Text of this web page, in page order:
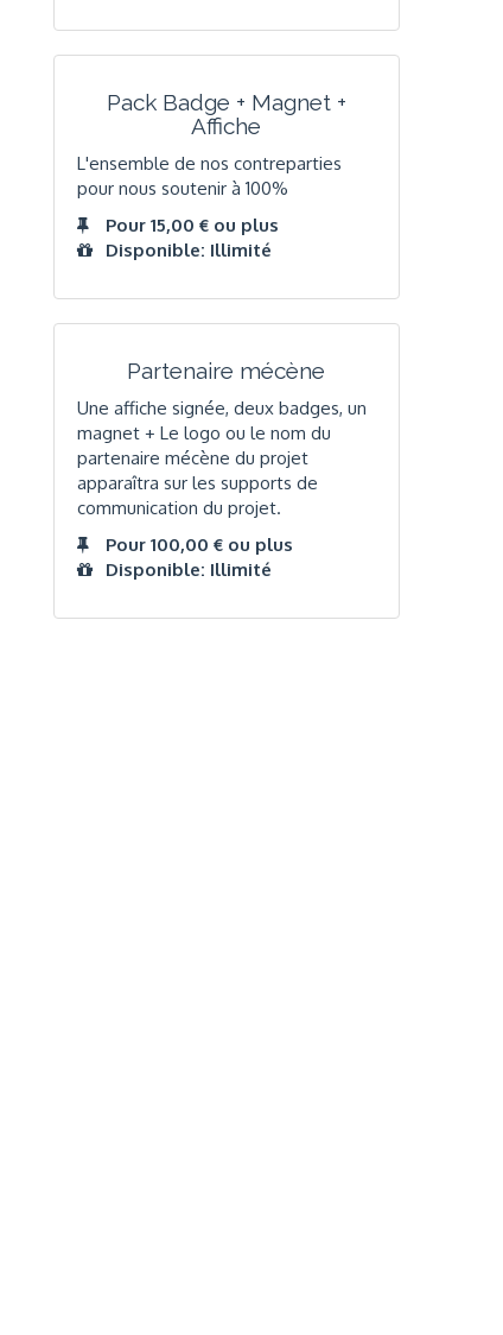
Pack Badge + Magnet +
Affiche
L'ensemble de nos contreparties
pour nous soutenir à 100%
Pour 15,00 € ou plus
Disponible: Illimité
Partenaire mécène
Une affiche signée, deux badges, un
magnet + Le logo ou le nom du
partenaire mécène du projet
apparaîtra sur les supports de
communication du projet.
Pour 100,00 € ou plus
Disponible: Illimité